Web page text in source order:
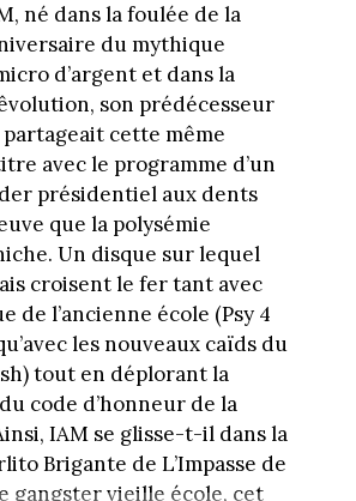
né dans la foulée de la
du mythique
d’argent et dans la
son prédécesseur
partageait cette même
avec le programme d’un
présidentiel aux dents
que la polysémie
Un disque sur lequel
croisent le fer tant avec
de l’ancienne école (Psy 4
les nouveaux caïds du
tout en déplorant la
code d’honneur de la
IAM se glisse-t-il dans la
Brigante de L’Impasse de
gangster vieille école, cet